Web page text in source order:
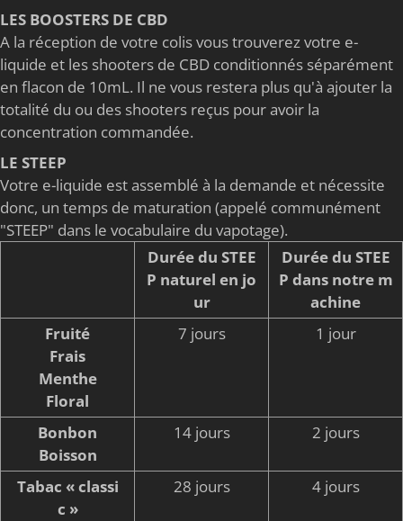
LES BOOSTERS DE CBD
A la réception de votre colis vous trouverez votre e-
liquide et les shooters de CBD conditionnés séparément
en flacon de 10mL. Il ne vous restera plus qu'à ajouter la
totalité du ou des shooters reçus pour avoir la
concentration commandée.
LE STEEP
Votre e-liquide est assemblé à la demande et nécessite
donc, un temps de maturation (appelé communément
"STEEP" dans le vocabulaire du vapotage).
Durée du STEE
P naturel en jo
ur
Durée du STEE
P dans notre m
achine
Fruité
Frais
Menthe
Floral
7 jours 1 jour
Bonbon
Boisson
14 jours 2 jours
Tabac « classi
c »
28 jours 4 jours